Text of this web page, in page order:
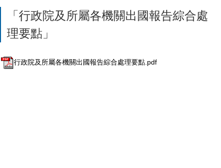
「行政院及所屬各機關出國報告綜合處
理要點」
行政院及所屬各機關出國報告綜合處理要點.pdf